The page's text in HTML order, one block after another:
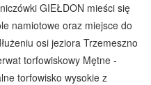
GIEŁDON mieści się
namiotowe oraz miejsce do
osi jeziora Trzemeszno
torfowiskowy Mętne -
torfowisko wysokie z